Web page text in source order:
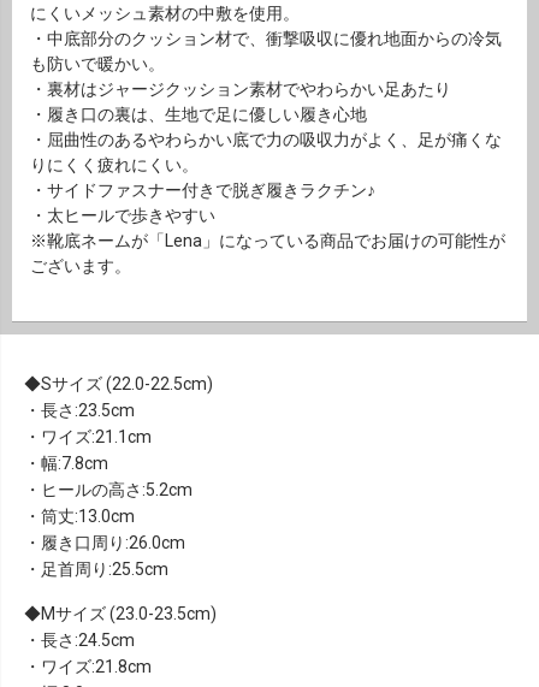
にくいメッシュ素材の中敷を使用。
・中底部分のクッション材で、衝撃吸収に優れ地面からの冷気
も防いで暖かい。
・裏材はジャージクッション素材でやわらかい足あたり
・履き口の裏は、生地で足に優しい履き心地
・屈曲性のあるやわらかい底で力の吸収力がよく、足が痛くな
りにくく疲れにくい。
・サイドファスナー付きで脱ぎ履きラクチン♪
・太ヒールで歩きやすい
※靴底ネームが「Lena」になっている商品でお届けの可能性が
ございます。
Sサイズ (22.0-22.5cm)
・長さ:23.5cm
・ワイズ:21.1cm
・幅:7.8cm
・ヒールの高さ:5.2cm
・筒丈:13.0cm
・履き口周り:26.0cm
・足首周り:25.5cm
Mサイズ (23.0-23.5cm)
・長さ:24.5cm
・ワイズ:21.8cm